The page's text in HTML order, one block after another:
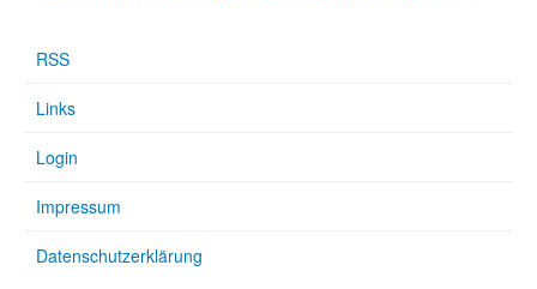
RSS
Links
Login
Impressum
Datenschutzerklärung